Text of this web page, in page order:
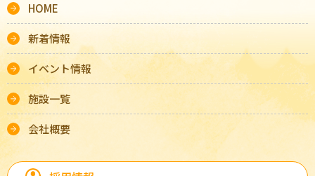
HOME
新着情報
イベント情報
施設一覧
会社概要